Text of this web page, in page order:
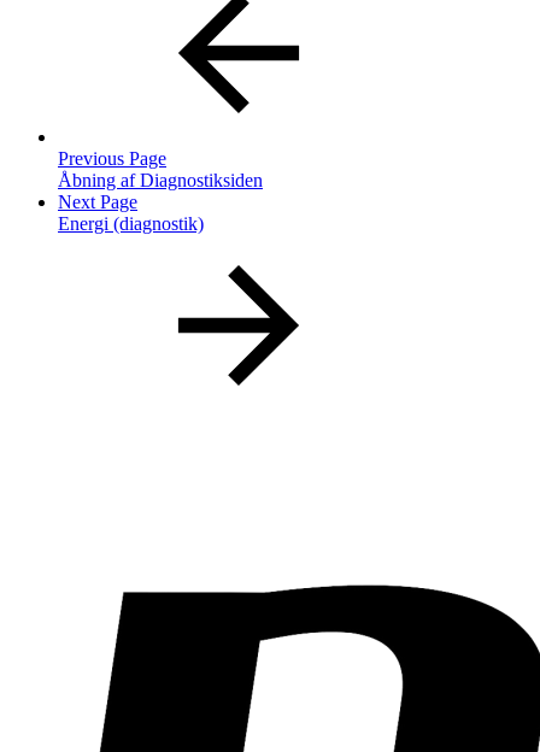
Previous Page
Åbning af Diagnostiksiden
Next Page
Energi (diagnostik)